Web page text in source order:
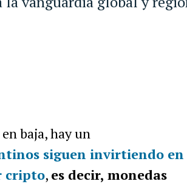
baja, hay un
siguen invirtiendo en
cripto, es decir, monedas